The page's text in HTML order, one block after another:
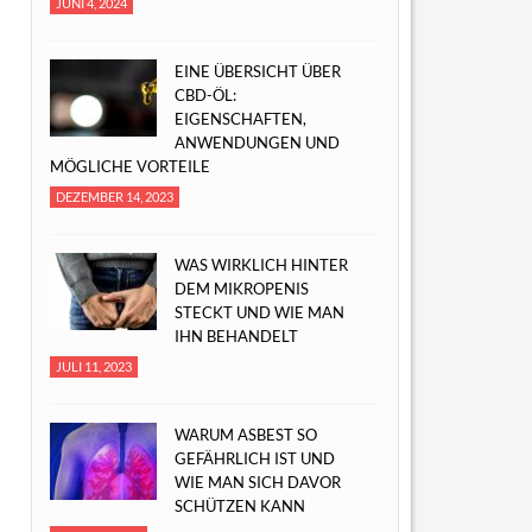
EINE ÜBERSICHT ÜBER
CBD-ÖL:
EIGENSCHAFTEN,
ANWENDUNGEN UND
MÖGLICHE VORTEILE
DEZEMBER 14, 2023
WAS WIRKLICH HINTER
DEM MIKROPENIS
STECKT UND WIE MAN
IHN BEHANDELT
JULI 11, 2023
WARUM ASBEST SO
GEFÄHRLICH IST UND
WIE MAN SICH DAVOR
SCHÜTZEN KANN